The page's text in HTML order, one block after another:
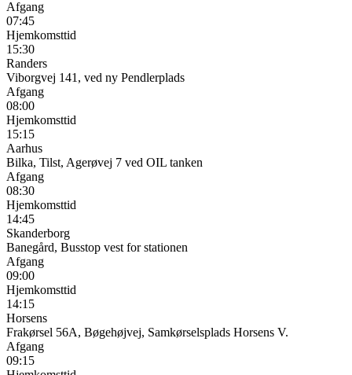
Afgang
07:45
Hjemkomsttid
15:30
Randers
Viborgvej 141, ved ny Pendlerplads
Afgang
08:00
Hjemkomsttid
15:15
Aarhus
Bilka, Tilst, Agerøvej 7 ved OIL tanken
Afgang
08:30
Hjemkomsttid
14:45
Skanderborg
Banegård, Busstop vest for stationen
Afgang
09:00
Hjemkomsttid
14:15
Horsens
Frakørsel 56A, Bøgehøjvej, Samkørselsplads Horsens V.
Afgang
09:15